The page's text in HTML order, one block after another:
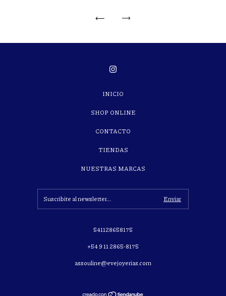
INICIO
SHOP ONLINE
CONTACTO
TIENDAS
NUESTRAS MARCAS
541128658175
+54 9 11 2865-8175
assouline@evejoyerias.com